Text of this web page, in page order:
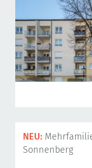
NEU:
Sonnenberg